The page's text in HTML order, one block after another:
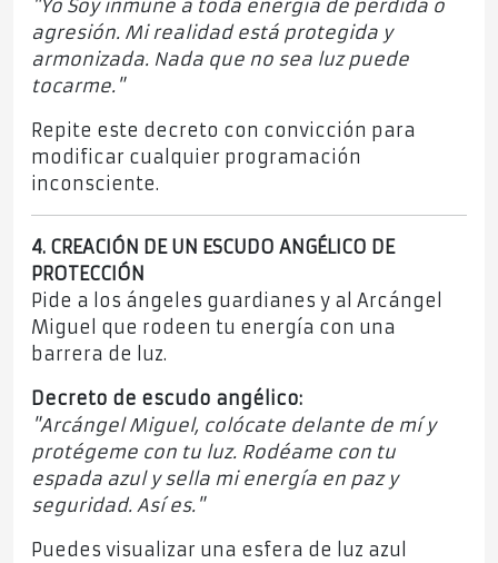
"Yo Soy inmune a toda energía de pérdida o
agresión. Mi realidad está protegida y
armonizada. Nada que no sea luz puede
tocarme."
Repite este decreto con convicción para
modificar cualquier programación
inconsciente.
4. CREACIÓN DE UN ESCUDO ANGÉLICO DE
PROTECCIÓN
Pide a los ángeles guardianes y al Arcángel
Miguel que rodeen tu energía con una
barrera de luz.
Decreto de escudo angélico:
"Arcángel Miguel, colócate delante de mí y
protégeme con tu luz. Rodéame con tu
espada azul y sella mi energía en paz y
seguridad. Así es."
Puedes visualizar una esfera de luz azul